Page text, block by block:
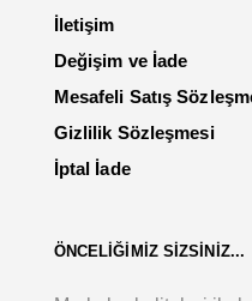
İletişim
Değişim ve İade
Mesafeli Satış
Gizlilik Sözleşmesi
İptal İade
ÖNCELİĞİMİZ SİZSİNİZ...